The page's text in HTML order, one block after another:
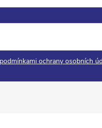
podmínkami ochrany osobních